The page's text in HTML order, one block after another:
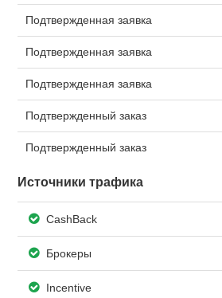
Подтвержденная заявка
Подтвержденная заявка
Подтвержденная заявка
Подтвержденный заказ
Подтвержденный заказ
Источники трафика
CashBack
Брокеры
Incentive